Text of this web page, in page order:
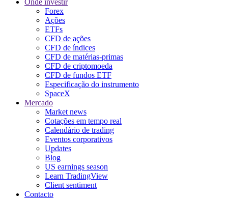
Forex
Ações
ETFs
CFD de ações
CFD de índices
CFD de matérias-primas
CFD de criptomoeda
CFD de fundos ETF
Especificação do instrumento
SpaceX
Mercado
Market news
Cotações em tempo real
Calendário de trading
Eventos corporativos
Updates
Blog
US earnings season
Learn TradingView
Client sentiment
Contacto